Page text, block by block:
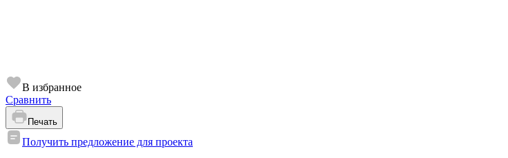
В избранное
Сравнить
Печать
Получить предложение для проекта